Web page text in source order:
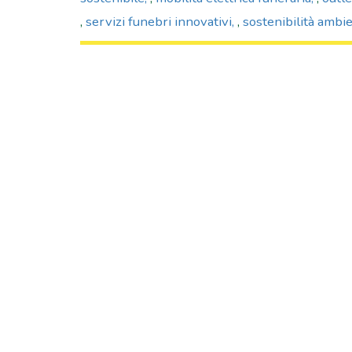
, servizi funebri innovativi , sostenibilità